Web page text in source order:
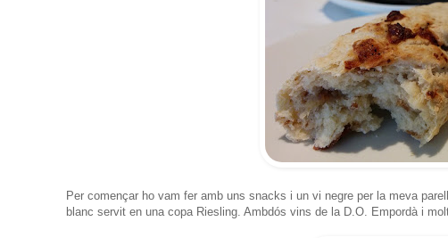
Per començar ho vam fer amb uns snacks i un vi negre per la meva
blanc servit en una copa Riesling. Ambdós vins de la D.O. Empordà i